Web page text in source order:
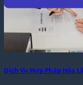
Dịch Vụ Hợp Pháp Hóa